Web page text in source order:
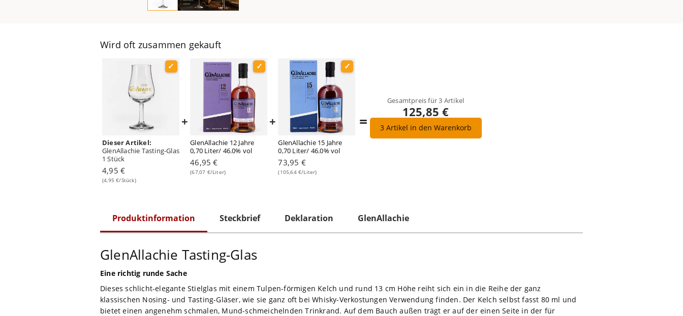
Wird oft zusammen gekauft
Dieser Artikel:
GlenAllachie Tasting-Glas
1 Stück
4,95 €
(4,95 €/Stück)
+
GlenAllachie 12 Jahre
0,70 Liter/ 46.0% vol
46,95 €
(67,07 €/Liter)
+
GlenAllachie 15 Jahre
0,70 Liter/ 46.0% vol
73,95 €
(105,64 €/Liter)
=
Gesamtpreis für3 Artikel
125,85 €
3Artikel in den Warenkorb
Produktinformation Steckbrief Deklaration GlenAllachie
GlenAllachie Tasting-Glas
Eine richtig runde Sache
Dieses schlicht-elegante Stielglas mit einem Tulpen-förmigen Kelch und rund 13 cm Höhe reiht sich ein in die Reihe der ganz
klassischen Nosing- und Tasting-Gläser, wie sie ganz oft bei Whisky-Verkostungen Verwendung finden. Der Kelch selbst fasst 80 ml und
bietet einen angenehm schmalen, Mund-schmeichelnden Trinkrand. Auf dem Bauch außen trägt er auf der einen Seite in der für